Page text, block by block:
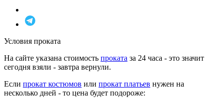
Условия проката
На сайте указана стоимость проката за 24 часа - это значит
сегодня взяли - завтра вернули.
Если прокат костюмов или прокат платьев нужен на
несколько дней - то цена будет подороже: